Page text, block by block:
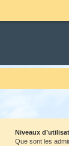
Niveaux
Que sont les